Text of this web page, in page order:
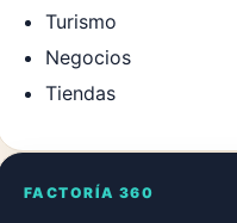
Turismo
Negocios
Tiendas
FACTORÍA 360